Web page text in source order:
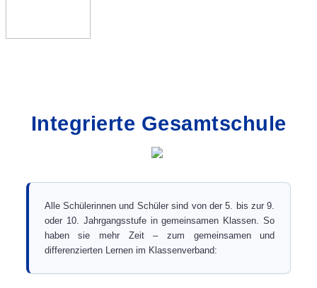
Integrierte Gesamtschule
Alle Schülerinnen und Schüler sind von der 5. bis zur 9.
oder 10. Jahrgangsstufe in gemeinsamen Klassen. So
haben sie mehr Zeit – zum gemeinsamen und
differenzierten Lernen im Klassenverband: